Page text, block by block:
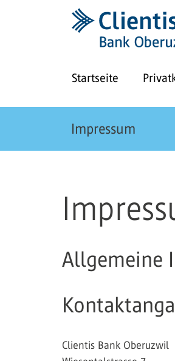
Startseite
Impressum
Allgemeine
Clientis Bank Oberuzwil